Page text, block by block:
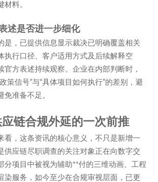
材料。
述是否进一步细化
是，已提供信息显示裁决已明确覆盖相关
执行口径、客户适用方式及后续解释空
官方表述持续观察。企业在内部判断时，
策信号”与“具体项目如何执行”的差别，避
免准备不足。
链合规外延的一次前推
看，这条资讯的核心意义，不只是新增一
供应链尽职调查的关注对象正在向数字交
分项目中被视为辅助**付的三维动画、工程
染服务，如今至少在合规审视层面，已更